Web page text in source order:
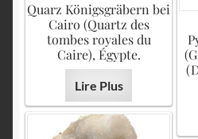
Quarz Königsgräbern bei
Cairo (Quartz des
tombes royales du
Caire), Égypte.
Lire Plus